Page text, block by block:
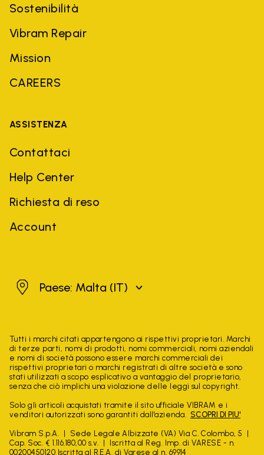
Sostenibilità
Vibram Repair
Mission
CAREERS
ASSISTENZA
Contattaci
Help Center
Richiesta di reso
Account
MaltaPaese: Malta (IT)
Tutti i marchi citati appartengono ai rispettivi proprietari. Marchi
di terze parti, nomi di prodotti, nomi commerciali, nomi aziendali
e nomi di società possono essere marchi commerciali dei
rispettivi proprietari o marchi registrati di altre società e sono
stati utilizzati a scopo esplicativo a vantaggio del proprietario,
senza che ciò implichi una violazione delle leggi sul copyright.
Solo gli articoli acquistati tramite il sito ufficiale VIBRAM e i
venditori autorizzati sono garantiti dall'azienda. SCOPRI DI PIU'
Vibram S.p.A.
Sede Legale Albizzate (VA) Via C. Colombo, 5
Cap. Soc. € 1.116.180,00 s.v.
Iscritta al Reg. Imp. di VARESE - n.
00200450120 Iscritta al R.E.A. di Varese al n. 69914